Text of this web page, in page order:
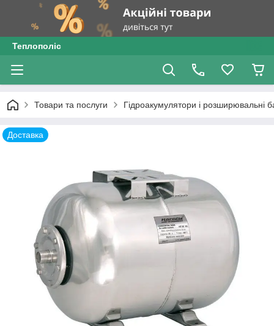
Теплополіс
Товари та послуги Гідроакумулятори і розширювальні
Доставка